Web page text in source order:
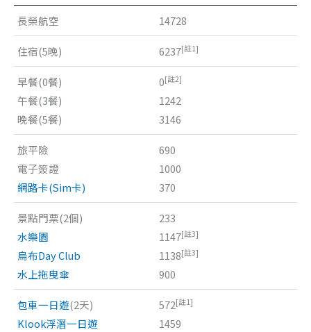
長榮航空 14728
住宿(5晚) 6237[註1]
早餐(0餐)
午餐(3餐)
晚餐(5餐)
0[註2]
1242
3146
旅平險
電子簽證
網路卡(Sim卡)
690
1000
370
景點門票(2個)
水樂園
烏布Day Club
水上拖曳傘
233
1147[註3]
1138[註3]
900
包車一日遊(2天)
Klook浮潛一日遊
572[註1]
1459